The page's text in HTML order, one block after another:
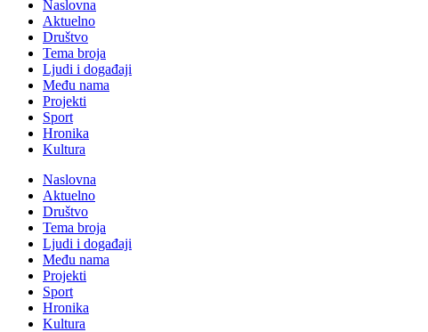
Naslovna
Aktuelno
Društvo
Tema broja
Ljudi i događaji
Među nama
Projekti
Sport
Hronika
Kultura
Naslovna
Aktuelno
Društvo
Tema broja
Ljudi i događaji
Među nama
Projekti
Sport
Hronika
Kultura